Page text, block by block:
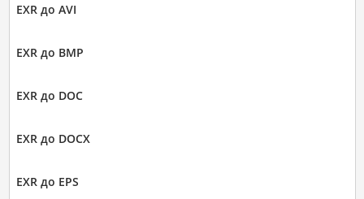
EXR до AVI
EXR до BMP
EXR до DOC
EXR до DOCX
EXR до EPS